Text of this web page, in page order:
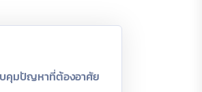
บคุมปัญหาที่ต้องอาศัย